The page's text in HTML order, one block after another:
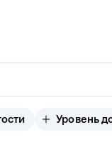
Уровень